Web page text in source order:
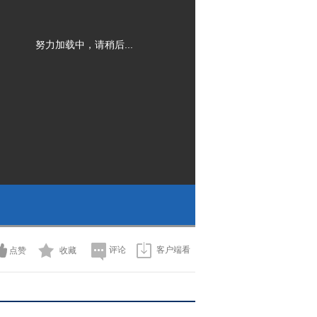
努力加载中，请稍后...
点赞 收藏 评论 客户端看